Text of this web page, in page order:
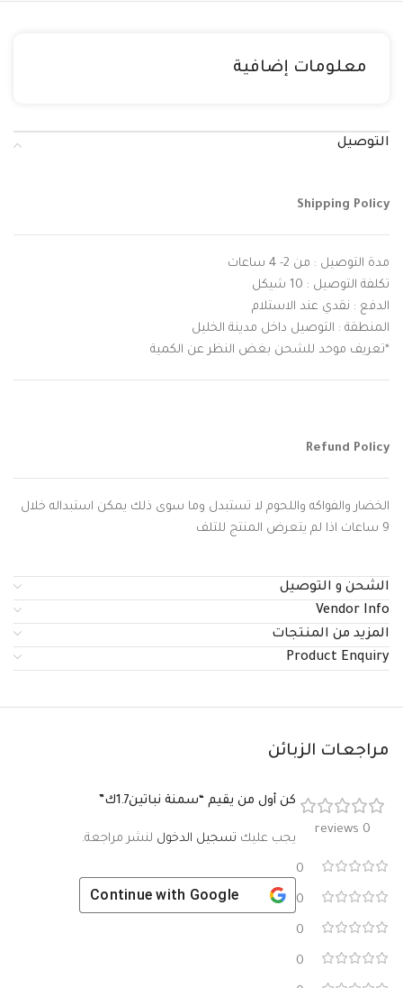
معلومات إضافية
التوصيل
Shipping Policy
مدة التوصيل : من 2- 4 ساعات
تكلفة التوصيل : 10 شيكل
الدفع : نقدي عند الاستلام
المنطقة : التوصيل داخل مدينة الخليل
*تعريف موحد للشحن بغض النظر عن الكمية
Refund Policy
الخضار والفواكه واللحوم لا تستبدل وما سوى ذلك يمكن استبداله خلال
9 ساعات اذا لم يتعرض المنتج للتلف
الشحن و التوصيل
Vendor Info
المزيد من المنتجات
Product Enquiry
مراجعات الزبائن
0 reviews
0
0
0
0
كن أول من يقيم “سمنة نباتين1.7ك”
يجب عليك تسجيل الدخول لنشر مراجعة.
Continue with Google